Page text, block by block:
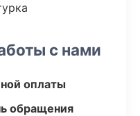
с нами
оплаты
обращения